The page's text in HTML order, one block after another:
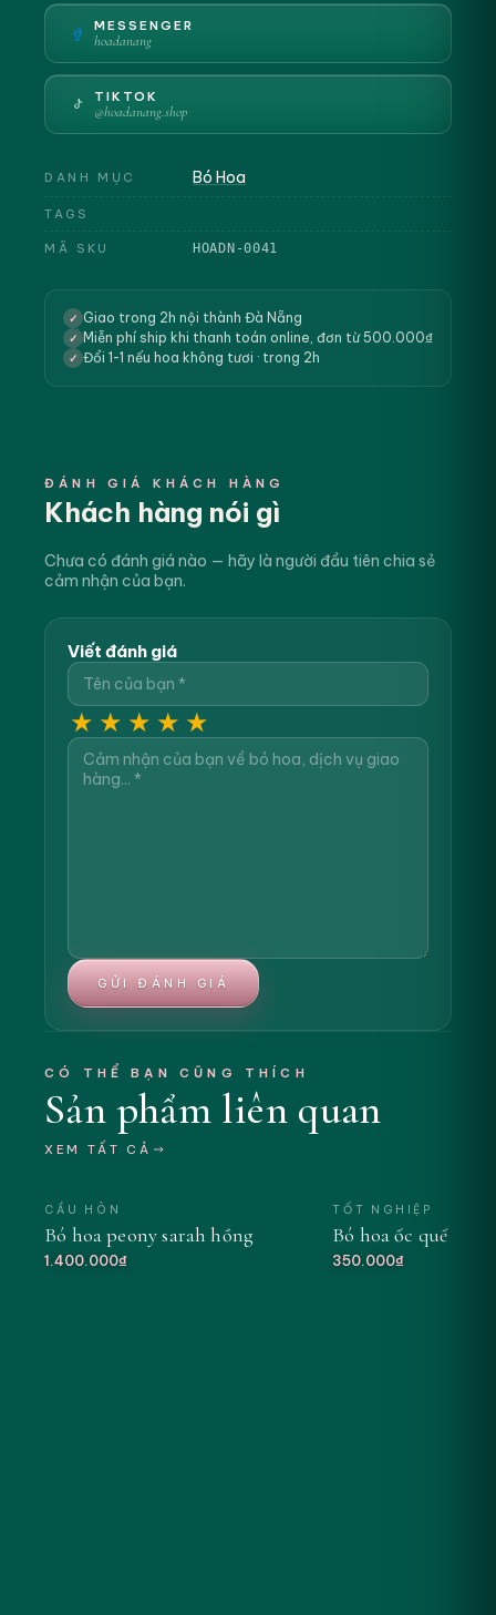
MESSENGER
hoadanang
TIKTOK
@hoadanang.shop
DANH MỤC Bó Hoa
TAGS
MÃ SKU HOADN-0041
✓ Giao trong 2h nội thành Đà Nẵng
✓ Miễn phí ship khi thanh toán online, đơn từ 500.000₫
✓ Đổi 1-1 nếu hoa không tươi · trong 2h
ĐÁNH GIÁ KHÁCH HÀNG
Khách hàng nói gì
Chưa có đánh giá nào — hãy là người đầu tiên chia sẻ
cảm nhận của bạn.
Viết đánh giá
★ ★ ★ ★ ★
GỬI ĐÁNH GIÁ
CÓ THỂ BẠN CŨNG THÍCH
Sản phẩm liên quan
XEM TẤT CẢ
MỚI
CẦU HÔN
Bó hoa peony sarah hồng
1.400.000₫
TỐT NGHIỆP
Bó hoa ốc quế
350.000₫